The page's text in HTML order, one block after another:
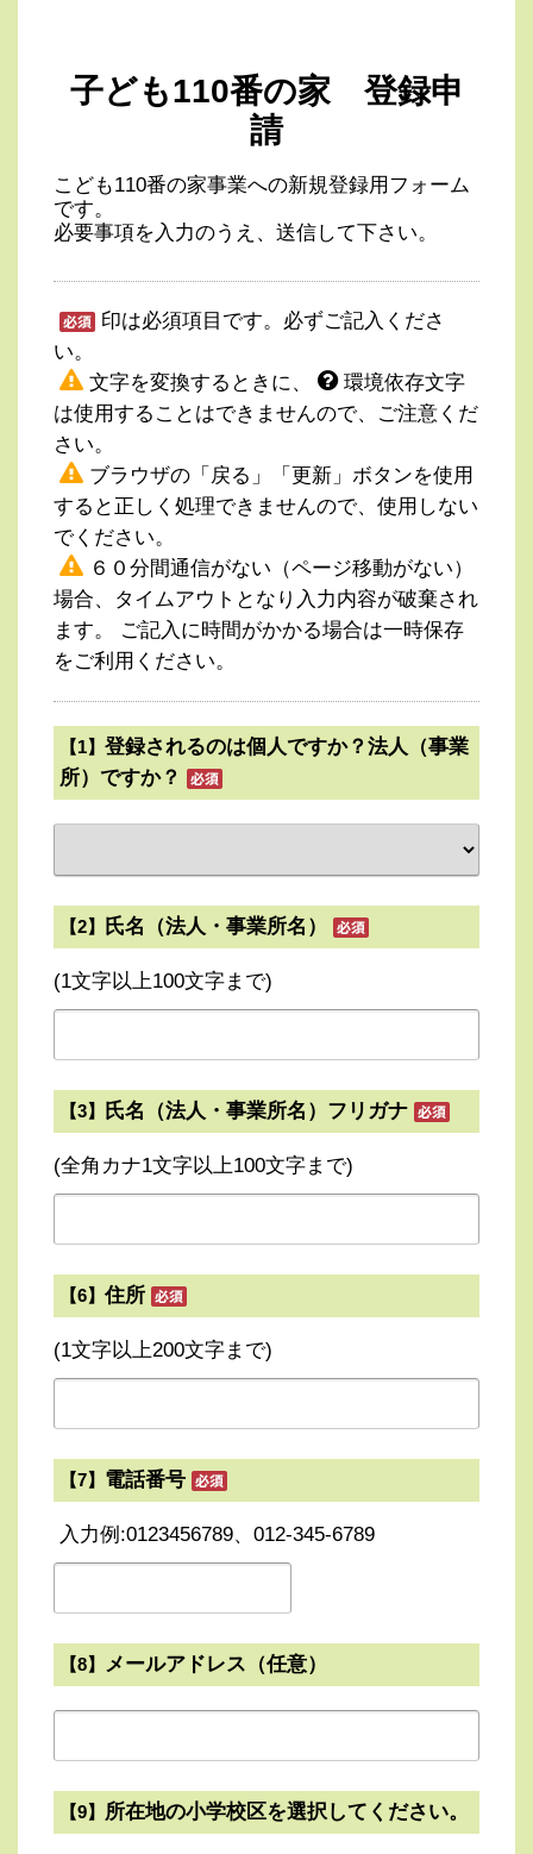
子ども110番の家 登録申
請
こども110番の家事業への新規登録用フォーム
です。
必要事項を入力のうえ、送信して下さい。
印は必須項目です。必ずご記入くださ
い。
文字を変換するときに、
環境依存文字
は使用することはできませんので、ご注意くだ
さい。
ブラウザの「戻る」「更新」ボタンを使用
すると正しく処理できませんので、使用しない
でください。
６０分間通信がない（ページ移動がない）
場合、タイムアウトとなり入力内容が破棄され
ます。 ご記入に時間がかかる場合は一時保存
をご利用ください。
【1】 登録されるのは個人ですか？法人（事業
所）ですか？
【2】 氏名（法人・事業所名）
(1文字以上100文字まで)
【3】 氏名（法人・事業所名）フリガナ
(全角カナ1文字以上100文字まで)
【6】住所
(1文字以上200文字まで)
【7】 電話番号
入力例:0123456789、012-345-6789
【8】 メールアドレス（任意）
【9】 所在地の小学校区を選択してください。